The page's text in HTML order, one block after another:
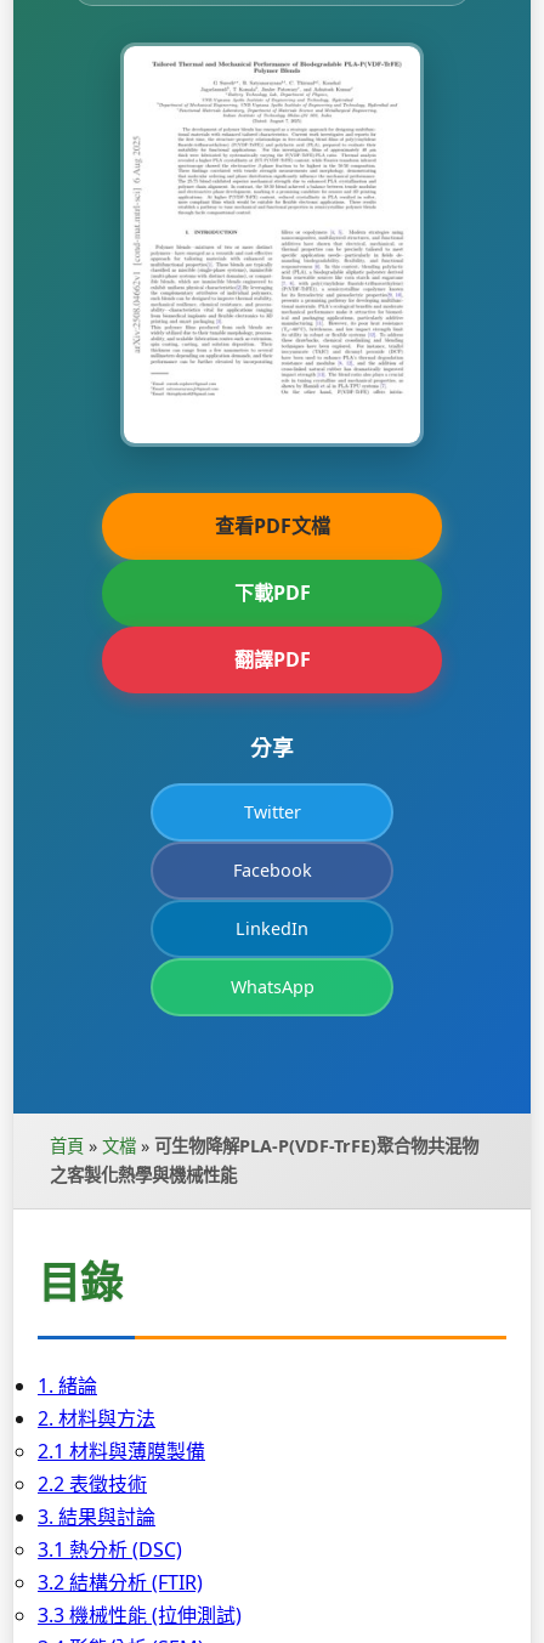
查看PDF文檔
下載PDF
翻譯PDF
分享
Twitter
Facebook
LinkedIn
WhatsApp
首頁 » 文檔 » 可生物降解PLA-P(VDF-TrFE)聚合物共混物
之客製化熱學與機械性能
目錄
1. 緒論
2. 材料與方法
2.1 材料與薄膜製備
2.2 表徵技術
3. 結果與討論
3.1 熱分析 (DSC)
3.2 結構分析 (FTIR)
3.3 機械性能 (拉伸測試)